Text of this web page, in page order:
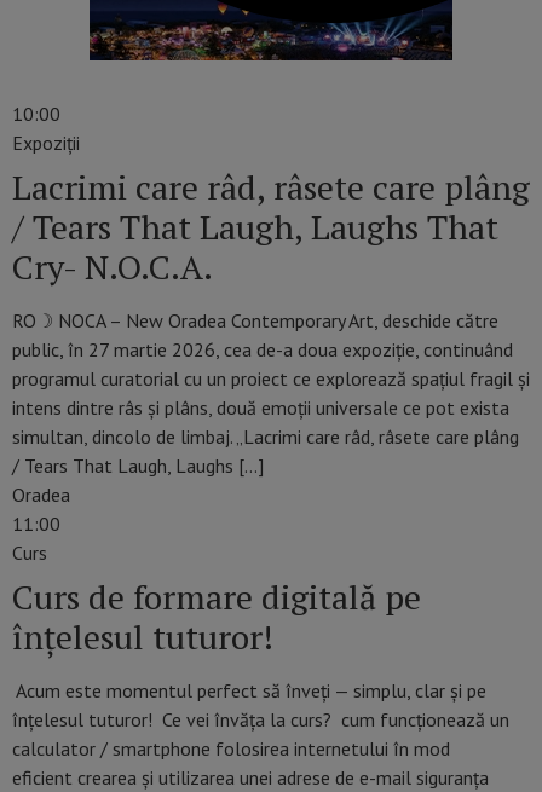
10:00
Expoziții
Lacrimi care râd, râsete care plâng
/ Tears That Laugh, Laughs That
Cry- N.O.C.A.
RO☽ NOCA – New Oradea Contemporary Art, deschide către
public, în 27 martie 2026, cea de-a doua expoziție, continuând
programul curatorial cu un proiect ce explorează spațiul fragil și
intens dintre râs și plâns, două emoții universale ce pot exista
simultan, dincolo de limbaj. „Lacrimi care râd, râsete care plâng
/ Tears That Laugh, Laughs […]
Oradea
11:00
Curs
Curs de formare digitală pe
înțelesul tuturor!
Acum este momentul perfect să înveți — simplu, clar și pe
înțelesul tuturor! Ce vei învăța la curs? cum funcționează un
calculator / smartphone folosirea internetului în mod
eficient crearea și utilizarea unei adrese de e-mail siguranța